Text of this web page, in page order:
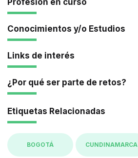
Conocimientos y/o Estudios
Links de interés
¿Por qué ser parte de retos?
Etiquetas Relacionadas
BOGOTÁ CUNDINAMARCA